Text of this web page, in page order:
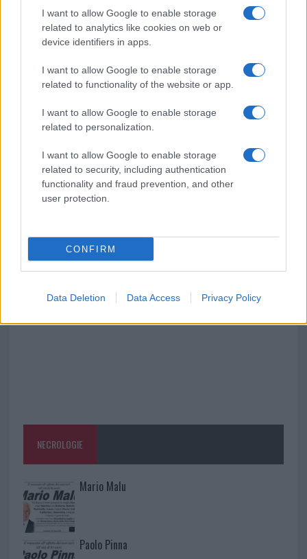
I want to allow Google to enable storage
related to analytics like cookies on web or
device identifiers in apps.
I want to allow Google to enable storage
related to functionality of the website or app.
I want to allow Google to enable storage
related to personalization.
I want to allow Google to enable storage
related to security, including authentication
functionality and fraud prevention, and other
user protection.
CONFIRM
Data Deletion Data Access Privacy Policy
Calangianus, dopo le polemiche il centro
accoglienza minori chiude
Olbia, divieto di sosta contro spaccio e degrado:
esplode la protesta
Pausa caffè impeccabile: come scegliere la
soluzione ideale per la casa e l’ufficio
Monte Pino, la fine di un lungo dolore: storia e
Raid nelle campagne di Berchidda, rischio per
la rete elettrica
NECROLOGIE
Mario Malu
Paolo Pinna